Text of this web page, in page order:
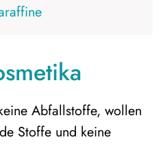
Abfallstoffe, wollen
Stoffe und keine